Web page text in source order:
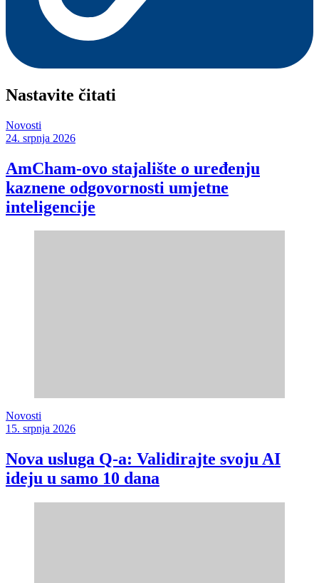
Nastavite čitati
Novosti
24. srpnja 2026
AmCham-ovo stajalište o uređenju
kaznene odgovornosti umjetne
inteligencije
Novosti
15. srpnja 2026
Nova usluga Q-a: Validirajte svoju AI
ideju u samo 10 dana